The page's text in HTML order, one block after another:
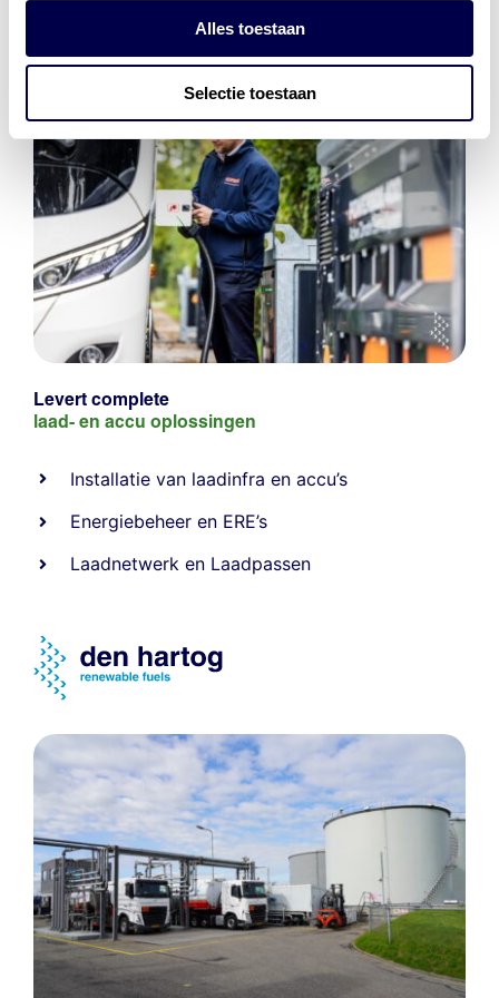
Alles toestaan
Selectie toestaan
Levert complete
laad- en accu oplossingen
Installatie van laadinfra en accu’s
Energiebeheer en ERE’s
Laadnetwerk en Laadpassen